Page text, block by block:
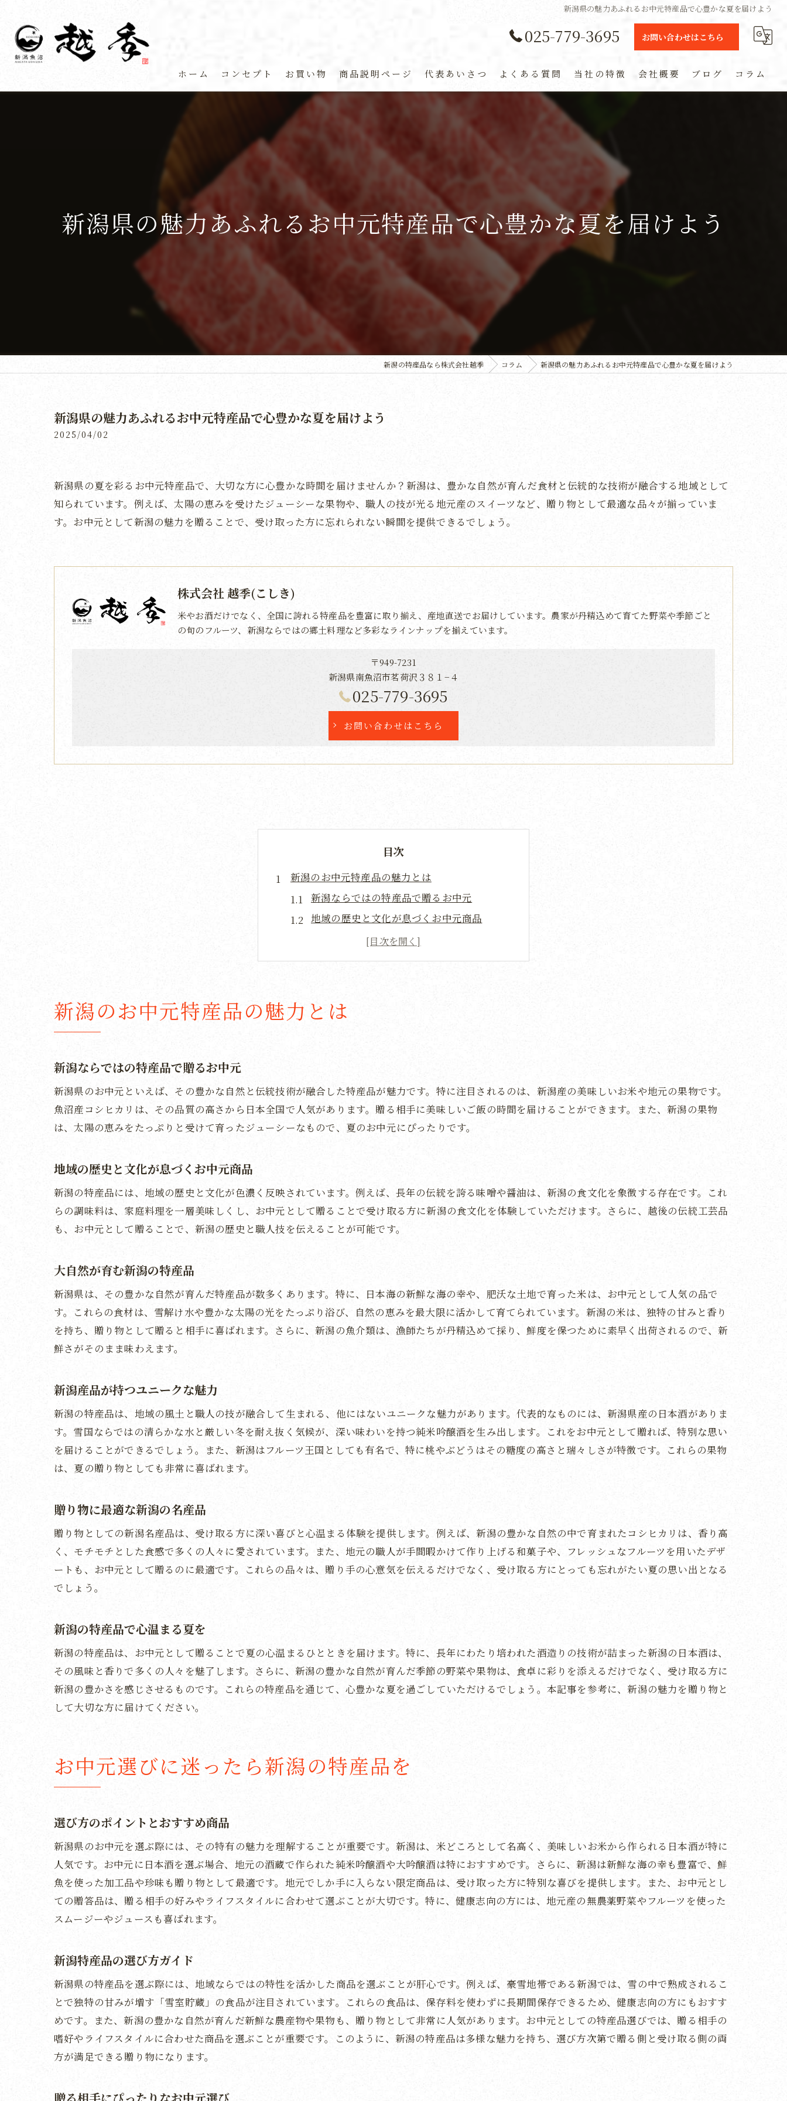
新潟県の魅力あふれるお中元特産品で心豊かな夏を届けよう
025-779-3695 お問い合わせはこちら
ホーム コンセプト お買い物 商品説明ページ 代表あいさつ よくある質問 当社の特徴
定期便
お土産
会社概要 ブログ コラム
新潟県の魅力あふれるお中元特産品で心豊かな夏を届けよう
新潟の特産品なら株式会社越季 コラム 新潟県の魅力あふれるお中元特産品で心豊かな夏を届けよう
新潟県の魅力あふれるお中元特産品で心豊かな夏を届けよう
2025/04/02
新潟県の夏を彩るお中元特産品で、大切な方に心豊かな時間を届けませんか？新潟は、豊かな自然が育んだ食材と伝統的な技術が融合する地域として
知られています。例えば、太陽の恵みを受けたジューシーな果物や、職人の技が光る地元産のスイーツなど、贈り物として最適な品々が揃っていま
す。お中元として新潟の魅力を贈ることで、受け取った方に忘れられない瞬間を提供できるでしょう。
株式会社 越季(こしき)
米やお酒だけでなく、全国に誇れる特産品を豊富に取り揃え、産地直送でお届けしています。農家が丹精込めて育てた野菜や季節ごと
の旬のフルーツ、新潟ならではの郷土料理など多彩なラインナップを揃えています。
〒949-7231
新潟県南魚沼市茗荷沢３８１−４
025-779-3695
お問い合わせはこちら
目次
新潟のお中元特産品の魅力とは
新潟ならではの特産品で贈るお中元
地域の歴史と文化が息づくお中元商品
大自然が育む新潟の特産品
新潟産品が持つユニークな魅力
新潟の特産品で心温まる夏を
お中元選びに迷ったら新潟の特産品を
新潟の特産品で感謝の気持ちを伝える
お中元選びの豆知識
太陽の恵みを受けたフルーツ
瑞々しい果物がお中元に最適
新潟産フルーツのおすすめ品
新潟の果物でさわやかな夏を
伝統と自然が育む新潟のスイーツ贈り物
職人技が光る新潟のスイーツ
甘さ控えめで上品な新潟の和菓子
新潟スイーツで心満たされるお中元
心を込めた新潟特産品でお中元を贈ろう
贈る側の心が伝わる新潟のお中元
新潟特産品で心に残る贈り物
新潟の魅力を詰め込んだお中元
受け取る方を喜ばせる新潟特産品
新潟の贈り物で夏を楽しむ
贈ることで笑顔を届ける新潟の品
自然の恵みを感じる贈り物
新潟の自然を感じるお中元
自然の力を感じる新潟の品
新潟の自然が育んだ特別なお中元
夏の思い出を新潟特産品で彩るお中元
新潟特産品で心に残る夏の思い出
新潟特産品で特別な夏の贈り物を
思い出に残る新潟の夏の贈り物
新潟のお中元特産品の魅力とは
新潟ならではの特産品で贈るお中元
新潟県のお中元といえば、その豊かな自然と伝統技術が融合した特産品が魅力です。特に注目されるのは、新潟産の美味しいお米や地元の果物です。
魚沼産コシヒカリは、その品質の高さから日本全国で人気があります。贈る相手に美味しいご飯の時間を届けることができます。また、新潟の果物
は、太陽の恵みをたっぷりと受けて育ったジューシーなもので、夏のお中元にぴったりです。
地域の歴史と文化が息づくお中元商品
新潟の特産品には、地域の歴史と文化が色濃く反映されています。例えば、長年の伝統を誇る味噌や醤油は、新潟の食文化を象徴する存在です。これ
らの調味料は、家庭料理を一層美味しくし、お中元として贈ることで受け取る方に新潟の食文化を体験していただけます。さらに、越後の伝統工芸品
も、お中元として贈ることで、新潟の歴史と職人技を伝えることが可能です。
大自然が育む新潟の特産品
新潟県は、その豊かな自然が育んだ特産品が数多くあります。特に、日本海の新鮮な海の幸や、肥沃な土地で育った米は、お中元として人気の品で
す。これらの食材は、雪解け水や豊かな太陽の光をたっぷり浴び、自然の恵みを最大限に活かして育てられています。新潟の米は、独特の甘みと香り
を持ち、贈り物として贈ると相手に喜ばれます。さらに、新潟の魚介類は、漁師たちが丹精込めて採り、鮮度を保つために素早く出荷されるので、新
鮮さがそのまま味わえます。
新潟産品が持つユニークな魅力
新潟の特産品は、地域の風土と職人の技が融合して生まれる、他にはないユニークな魅力があります。代表的なものには、新潟県産の日本酒がありま
す。雪国ならではの清らかな水と厳しい冬を耐え抜く気候が、深い味わいを持つ純米吟醸酒を生み出します。これをお中元として贈れば、特別な思い
を届けることができるでしょう。また、新潟はフルーツ王国としても有名で、特に桃やぶどうはその糖度の高さと瑞々しさが特徴です。これらの果物
は、夏の贈り物としても非常に喜ばれます。
贈り物に最適な新潟の名産品
贈り物としての新潟名産品は、受け取る方に深い喜びと心温まる体験を提供します。例えば、新潟の豊かな自然の中で育まれたコシヒカリは、香り高
く、モチモチとした食感で多くの人々に愛されています。また、地元の職人が手間暇かけて作り上げる和菓子や、フレッシュなフルーツを用いたデザ
ートも、お中元として贈るのに最適です。これらの品々は、贈り手の心意気を伝えるだけでなく、受け取る方にとっても忘れがたい夏の思い出となる
でしょう。
新潟の特産品で心温まる夏を
新潟の特産品は、お中元として贈ることで夏の心温まるひとときを届けます。特に、長年にわたり培われた酒造りの技術が詰まった新潟の日本酒は、
その風味と香りで多くの人々を魅了します。さらに、新潟の豊かな自然が育んだ季節の野菜や果物は、食卓に彩りを添えるだけでなく、受け取る方に
新潟の豊かさを感じさせるものです。これらの特産品を通じて、心豊かな夏を過ごしていただけるでしょう。本記事を参考に、新潟の魅力を贈り物と
して大切な方に届けてください。
お中元選びに迷ったら新潟の特産品を
選び方のポイントとおすすめ商品
新潟県のお中元を選ぶ際には、その特有の魅力を理解することが重要です。新潟は、米どころとして名高く、美味しいお米から作られる日本酒が特に
人気です。お中元に日本酒を選ぶ場合、地元の酒蔵で作られた純米吟醸酒や大吟醸酒は特におすすめです。さらに、新潟は新鮮な海の幸も豊富で、鮮
魚を使った加工品や珍味も贈り物として最適です。地元でしか手に入らない限定商品は、受け取った方に特別な喜びを提供します。また、お中元とし
ての贈答品は、贈る相手の好みやライフスタイルに合わせて選ぶことが大切です。特に、健康志向の方には、地元産の無農薬野菜やフルーツを使った
スムージーやジュースも喜ばれます。
新潟特産品の選び方ガイド
新潟県の特産品を選ぶ際には、地域ならではの特性を活かした商品を選ぶことが肝心です。例えば、豪雪地帯である新潟では、雪の中で熟成されるこ
とで独特の甘みが増す「雪室貯蔵」の食品が注目されています。これらの食品は、保存料を使わずに長期間保存できるため、健康志向の方にもおすす
めです。また、新潟の豊かな自然が育んだ新鮮な農産物や果物も、贈り物として非常に人気があります。お中元としての特産品選びでは、贈る相手の
嗜好やライフスタイルに合わせた商品を選ぶことが重要です。このように、新潟の特産品は多様な魅力を持ち、選び方次第で贈る側と受け取る側の両
方が満足できる贈り物になります。